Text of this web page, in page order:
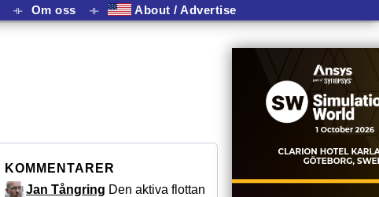
⟛ Om oss ⟛ About / Advertise
KOMMENTARER
Jan Tångring Den aktiva flottan